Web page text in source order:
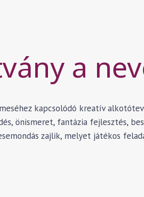
a
kapcsolódó kreatív
önismeret, fantázia fejlesztés,
zajlik, melyet játékos